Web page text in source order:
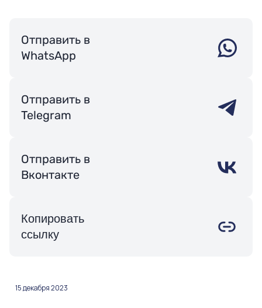
Отправить в
WhatsApp
Отправить в
Telegram
Отправить в
Вконтакте
Копировать
ссылку
15 декабря 2023